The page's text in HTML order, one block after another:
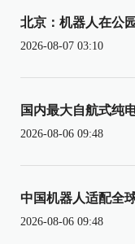
北京：机器人在公
2026-08-07 03:10
国内最大自航式纯
2026-08-06 09:48
中国机器人适配全
2026-08-06 09:48